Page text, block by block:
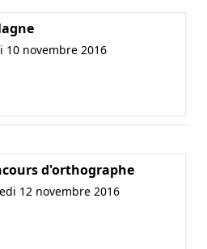
10 novembre 2016
d'orthographe
12 novembre 2016